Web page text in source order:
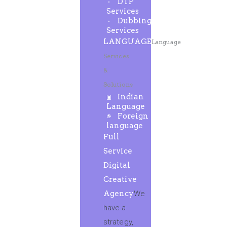
Services
Dubbing
Services
LANGUAGELanguage
Services
&
Solutions
Indian
Language
Foreign
language
Full
Service
Digital
Creative
AgencyWe
have a
strategy,